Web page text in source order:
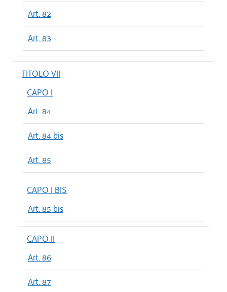
Art. 82
Art. 83
TITOLO VII
CAPO I
Art. 84
Art. 84 bis
Art. 85
CAPO I BIS
Art. 85 bis
CAPO II
Art. 86
Art. 87